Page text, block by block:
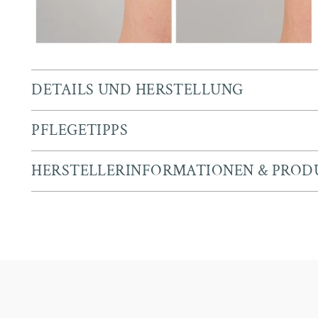
DETAILS UND HERSTELLUNG
PFLEGETIPPS
HERSTELLERINFORMATIONEN &